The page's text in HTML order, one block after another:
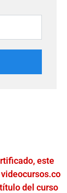
este
del curso